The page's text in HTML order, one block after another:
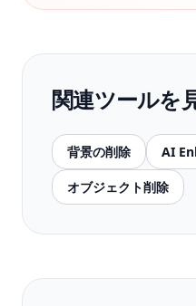
関連ツールを
背景の削除 AI
オブジェクト削除